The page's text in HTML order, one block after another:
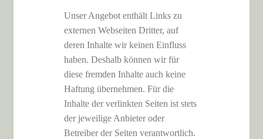
Unser Angebot enthält Links zu
externen Webseiten Dritter, auf
deren Inhalte wir keinen Einfluss
haben. Deshalb können wir für
diese fremden Inhalte auch keine
Haftung übernehmen. Für die
Inhalte der verlinkten Seiten ist stets
der jeweilige Anbieter oder
Betreiber der Seiten verantwortlich.